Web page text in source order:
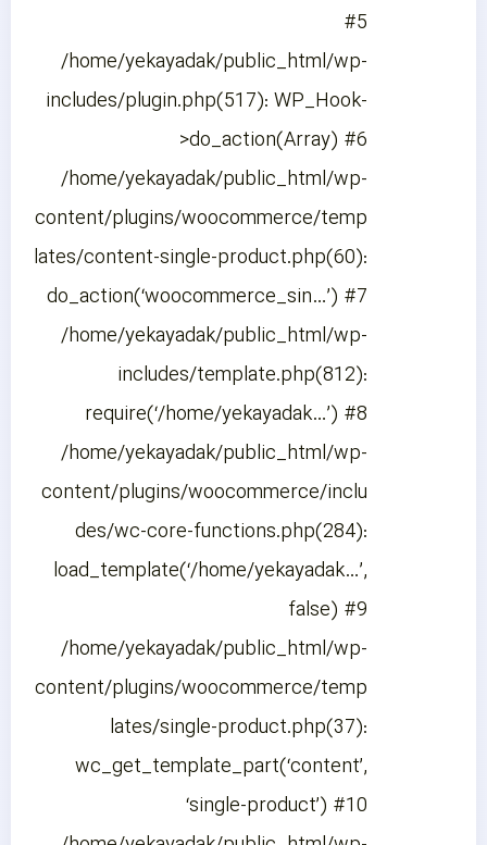
#5
/home/yekayadak/public_html/wp-
includes/plugin.php(517): WP_Hook-
>do_action(Array) #6
/home/yekayadak/public_html/wp-
content/plugins/woocommerce/temp
lates/content-single-product.php(60):
do_action(‘woocommerce_sin…’) #7
/home/yekayadak/public_html/wp-
includes/template.php(812):
require(‘/home/yekayadak…’) #8
/home/yekayadak/public_html/wp-
content/plugins/woocommerce/inclu
des/wc-core-functions.php(284):
load_template(‘/home/yekayadak…’,
false) #9
/home/yekayadak/public_html/wp-
content/plugins/woocommerce/temp
lates/single-product.php(37):
wc_get_template_part(‘content’,
‘single-product’) #10